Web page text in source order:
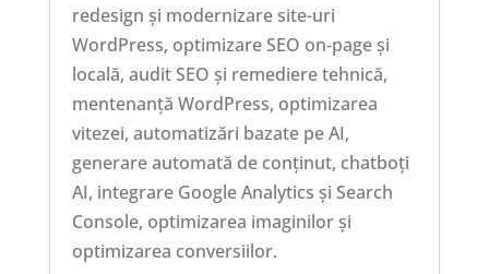
redesign și modernizare site-uri
WordPress, optimizare SEO on‑page și
locală, audit SEO și remediere tehnică,
mentenanță WordPress, optimizarea
vitezei, automatizări bazate pe AI,
generare automată de conținut, chatboți
AI, integrare Google Analytics și Search
Console, optimizarea imaginilor și
optimizarea conversiilor.